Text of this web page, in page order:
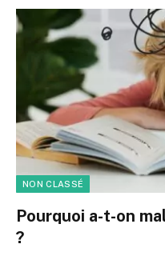
NON CLASSÉ
Pourquoi a-t-on
?